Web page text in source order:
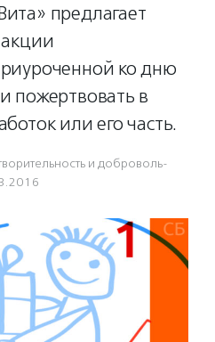
предлагает
ко дню
пожертвовать в
или его часть.
и доброволь­